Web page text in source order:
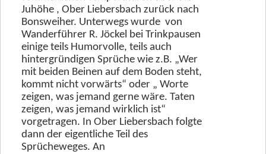
Rückblick 2025
Rückblick 2024
Rückblick 2023
1-Wagenbergwanderung
2-Klubabend
3-Wanderung Kelkheim
4-Mundartweg
Juhöhe , Ober Liebersbach zurück nach
Bonsweiher. Unterwegs wurde von
Wanderführer R. Jöckel bei Trinkpausen
einige teils Humorvolle, teils auch
hintergründigen Sprüche wie z.B. „Wer
mit beiden Beinen auf dem Boden steht,
kommt nicht vorwärts“ oder „ Worte
zeigen, was jemand gerne wäre. Taten
zeigen, was jemand wirklich ist“
vorgetragen. In Ober Liebersbach folgte
dann der eigentliche Teil des
Sprücheweges. An